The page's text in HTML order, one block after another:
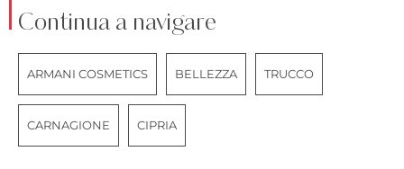
Continua a navigare
ARMANI COSMETICS BELLEZZA TRUCCO
CARNAGIONE CIPRIA